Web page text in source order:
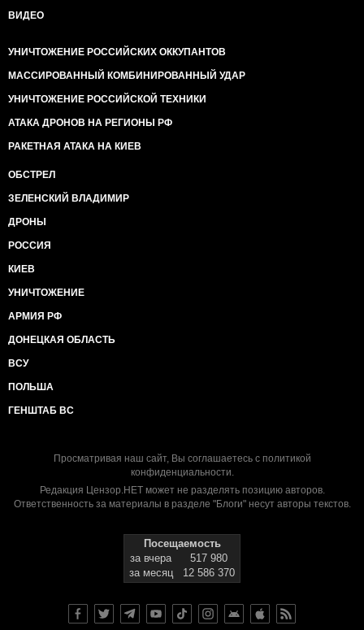
ВИДЕО
УНИЧТОЖЕНИЕ РОССИЙСКИХ ОККУПАНТОВ
МАССИРОВАННЫЙ КОМБИНИРОВАННЫЙ УДАР
УНИЧТОЖЕНИЕ РОССИЙСКОЙ ТЕХНИКИ
АТАКА ДРОНОВ НА РЕГИОНЫ РФ
РАКЕТНАЯ АТАКА НА КИЕВ
ОБСТРЕЛ
ЗЕЛЕНСКИЙ ВЛАДИМИР
ДРОНЫ
РОССИЯ
КИЕВ
УНИЧТОЖЕНИЕ
АРМИЯ РФ
ДОНЕЦКАЯ ОБЛАСТЬ
ВСУ
ПОЛЬША
ГЕНШТАБ ВС
Просматривая наш сайт, Вы соглашаетесь с политикой
конфиденциальности.
Редакция Цензор.НЕТ может не разделять позицию авторов.
Ответственность за материалы в разделе "Блоги" несут авторы текстов.
Посещаемость
за вчера
517 980
за месяц
12 586 370